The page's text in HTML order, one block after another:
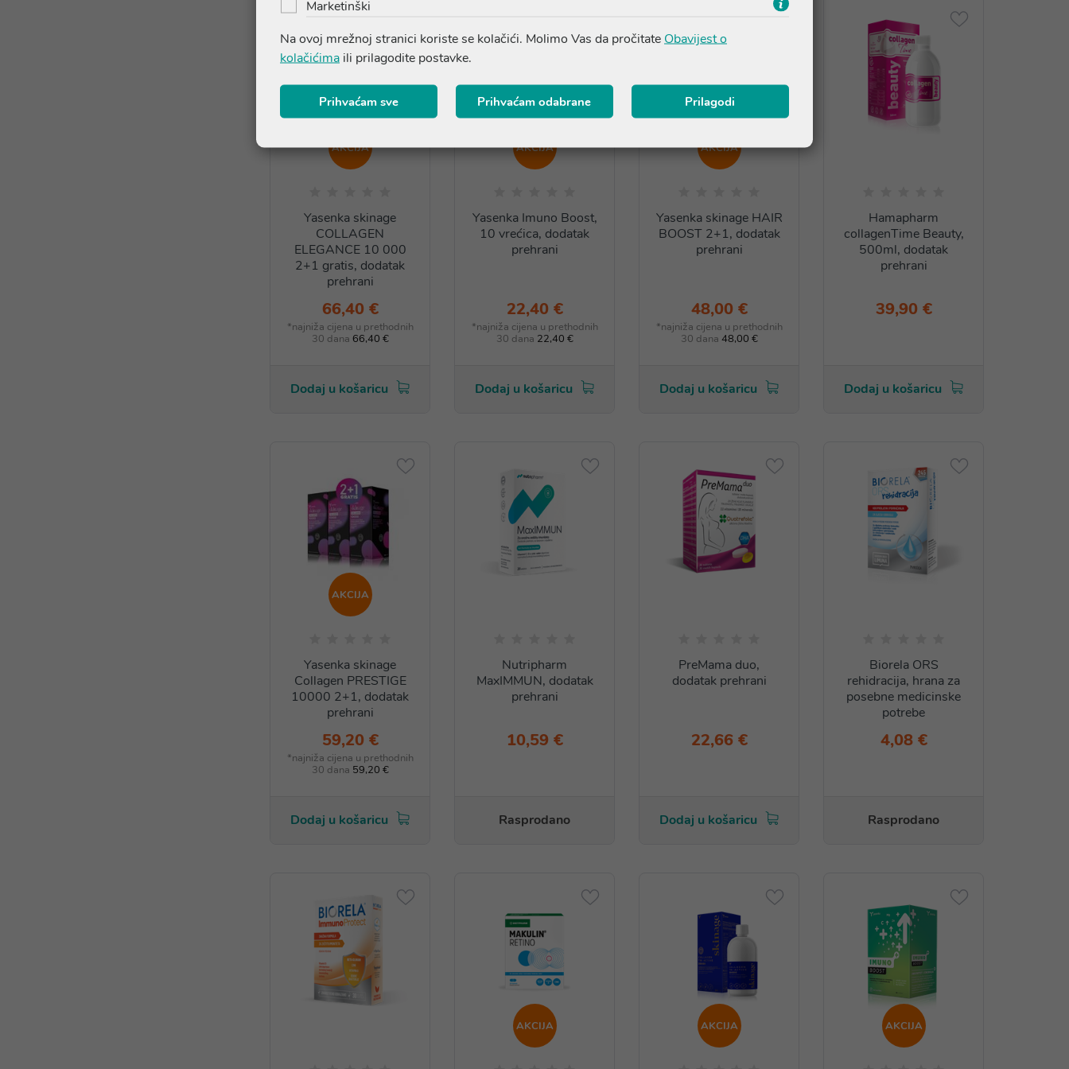
AKCIJA
Yasenka skinage
COLLAGEN
ELEGANCE 10 000
2+1 gratis, dodatak
prehrani
66,40 €
*najniža cijena u prethodnih
30 dana 66,40 €
Dodaj u košaricu
AKCIJA
Yasenka Imuno Boost,
10 vrećica, dodatak
prehrani
22,40 €
*najniža cijena u prethodnih
30 dana 22,40 €
Dodaj u košaricu
AKCIJA
Yasenka skinage HAIR
BOOST 2+1, dodatak
prehrani
48,00 €
*najniža cijena u prethodnih
30 dana 48,00 €
Dodaj u košaricu
Hamapharm
collagenTime Beauty,
500ml, dodatak
prehrani
39,90 €
Dodaj u košaricu
AKCIJA
Yasenka skinage
Collagen PRESTIGE
10000 2+1, dodatak
prehrani
59,20 €
*najniža cijena u prethodnih
30 dana 59,20 €
Dodaj u košaricu
Nutripharm
MaxIMMUN, dodatak
prehrani
10,59 €
Rasprodano
PreMama duo,
dodatak prehrani
22,66 €
Dodaj u košaricu
Biorela ORS
rehidracija, hrana za
posebne medicinske
potrebe
4,08 €
Rasprodano
AKCIJA AKCIJA AKCIJA
Marketinški
Na ovoj mrežnoj stranici koriste se kolačići. Molimo Vas da pročitateObavijest o
kolačićima ili prilagodite postavke.
Prihvaćam sve Prihvaćam odabrane Prilagodi